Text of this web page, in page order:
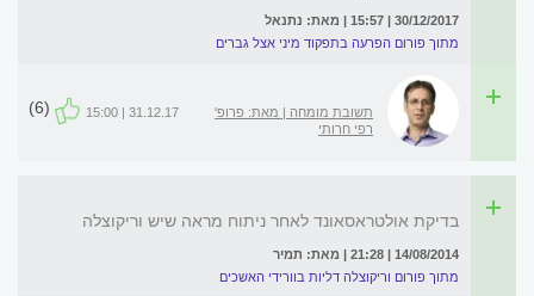
30/12/2017 | 15:57 | מאת: נתנאל
מתוך פורום הפרעה בתפקוד מיני אצל גברים
תשובת מומחה | מאת: פרופ'
רפי חרותי
31.12.17 | 15:00
(6)
בדיקת אולטראסאונד לאחר ניתוח מראה שיש וריקוצלה
14/08/2014 | 21:28 | מאת: תמיר
מתוך פורום וריקוצלה דליות בוורידי האשכים